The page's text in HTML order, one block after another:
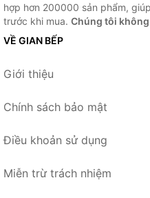
hợp hơn 200000 sản phẩm,
trước khi mua. Chúng tôi
VỀ GIAN BẾP
Giới thiệu
Chính sách bảo mật
Điều khoản sử dụng
Miễn trừ trách nhiệm